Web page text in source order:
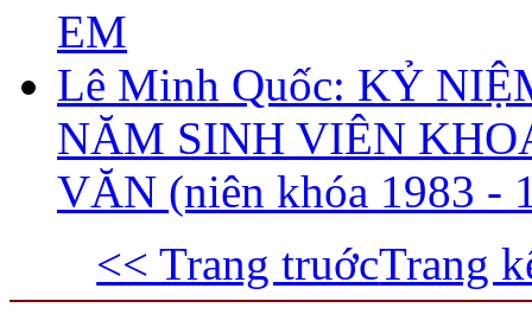
EM
Lê Minh Quốc: KỶ
NĂM SINH VIÊN
VĂN (niên khóa 1983 -
<< Trang truớcTrang